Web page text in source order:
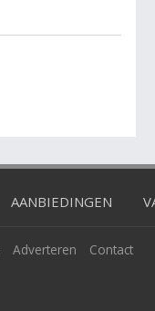
AANBIEDINGEN
Adverteren Contact